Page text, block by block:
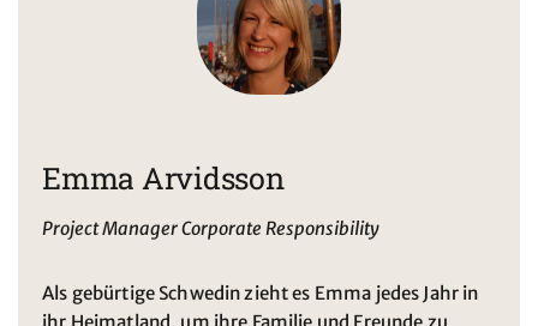
Emma Arvidsson
Project Manager Corporate Responsibility
Als gebürtige Schwedin zieht es Emma jedes Jahr in